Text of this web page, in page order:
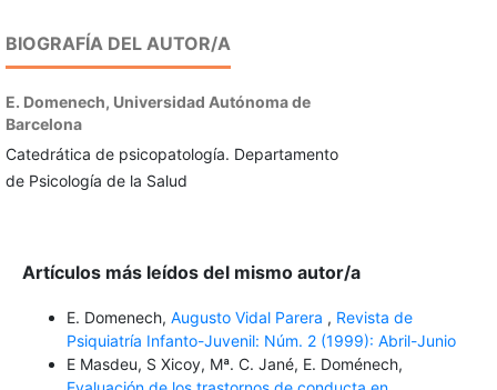
BIOGRAFÍA DEL AUTOR/A
E. Domenech, Universidad Autónoma de
Barcelona
Catedrática de psicopatología. Departamento
de Psicología de la Salud
Artículos más leídos del mismo autor/a
E. Domenech, Augusto Vidal Parera , Revista de
Psiquiatría Infanto-Juvenil: Núm. 2 (1999): Abril-Junio
E Masdeu, S Xicoy, Mª. C. Jané, E. Doménech,